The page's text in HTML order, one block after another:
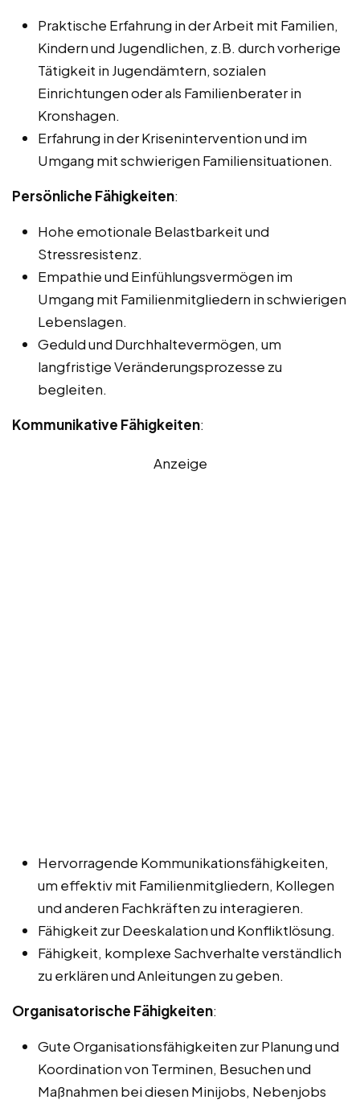
Praktische Erfahrung in der Arbeit mit Familien,
Kindern und Jugendlichen, z.B. durch vorherige
Tätigkeit in Jugendämtern, sozialen
Einrichtungen oder als Familienberater in
Kronshagen.
Erfahrung in der Krisenintervention und im
Umgang mit schwierigen Familiensituationen.
Persönliche Fähigkeiten:
Hohe emotionale Belastbarkeit und
Stressresistenz.
Empathie und Einfühlungsvermögen im
Umgang mit Familienmitgliedern in schwierigen
Lebenslagen.
Geduld und Durchhaltevermögen, um
langfristige Veränderungsprozesse zu
begleiten.
Kommunikative Fähigkeiten:
Anzeige
Hervorragende Kommunikationsfähigkeiten,
um effektiv mit Familienmitgliedern, Kollegen
und anderen Fachkräften zu interagieren.
Fähigkeit zur Deeskalation und Konfliktlösung.
Fähigkeit, komplexe Sachverhalte verständlich
zu erklären und Anleitungen zu geben.
Organisatorische Fähigkeiten:
Gute Organisationsfähigkeiten zur Planung und
Koordination von Terminen, Besuchen und
Maßnahmen bei diesen Minijobs, Nebenjobs